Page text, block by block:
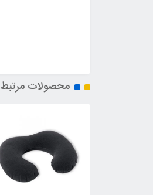
محصولات مرتبط